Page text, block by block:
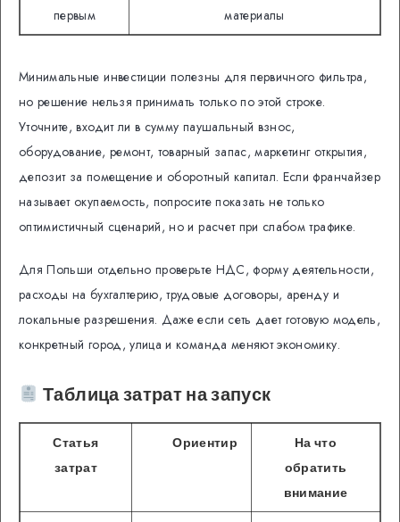
первым
материалы
Минимальные инвестиции полезны для первичного фильтра,
но решение нельзя принимать только по этой строке.
Уточните, входит ли в сумму паушальный взнос,
оборудование, ремонт, товарный запас, маркетинг открытия,
депозит за помещение и оборотный капитал. Если франчайзер
называет окупаемость, попросите показать не только
оптимистичный сценарий, но и расчет при слабом трафике.
Для Польши отдельно проверьте НДС, форму деятельности,
расходы на бухгалтерию, трудовые договоры, аренду и
локальные разрешения. Даже если сеть дает готовую модель,
конкретный город, улица и команда меняют экономику.
Таблица затрат на запуск
Статья
затрат
Ориентир
На что
обратить
внимание